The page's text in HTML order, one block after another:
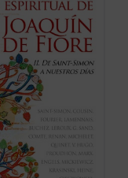
y de la
este monje,
religiosa y amigo
de uno de